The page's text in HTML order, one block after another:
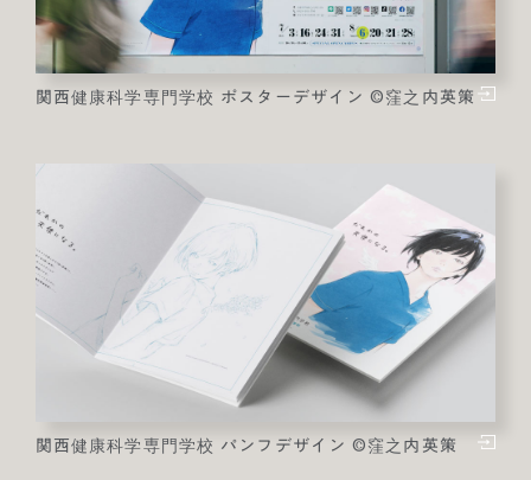
関西健康科学専門学校 ポスターデザイン ©窪之内英策
関西健康科学専門学校 パンフデザイン ©窪之内英策